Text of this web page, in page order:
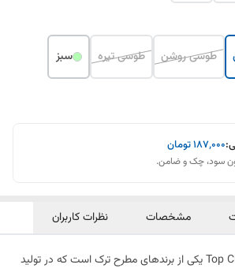
طوسی روشن طوسی تیره سبز
۱۸۷٬۰۰۰تومان
مشخصات نظرات کاربران
شورت اسلیپ برند Top Classic یکی از برندهای مطرح ترک است که در تولید